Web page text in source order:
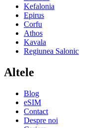
Kefalonia
Epirus
Corfu
Athos
Kavala
Regiunea Salonic
Altele
Blog
eSIM
Contact
Despre noi